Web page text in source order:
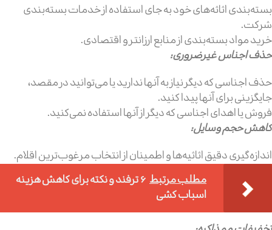
بسته‌بندی اثاثه‌های خود به جای استفاده از خدمات بسته‌بندی
شرکت.
خرید مواد بسته‌بندی از منابع ارزانتر و اقتصادی.
حذف اجناس غیرضروری:
حذف اجناسی که دیگر نیاز به آنها ندارید یا می‌توانید در مقصد،
جایگزینی برای آنها پیدا کنید.
فروش یا اهدای اجناسی که دیگر از آنها استفاده نمی‌کنید.
کاهش حجم وسایل:
اندازه‌گیری دقیق اثاثیه‌ها و اطمینان از انتخاب مرغوب‌ترین اقلام.
مطلب مرتبط 6 ترفند و نکته برای کاهش هزینه
اسباب کشی